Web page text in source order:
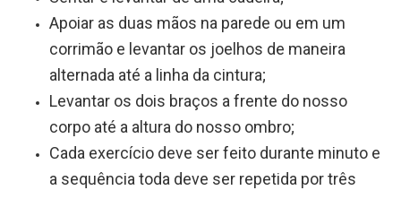
Apoiar as duas mãos na parede ou em um
corrimão e levantar os joelhos de maneira
alternada até a linha da cintura;
Levantar os dois braços a frente do nosso
corpo até a altura do nosso ombro;
Cada exercício deve ser feito durante minuto e
a sequência toda deve ser repetida por três